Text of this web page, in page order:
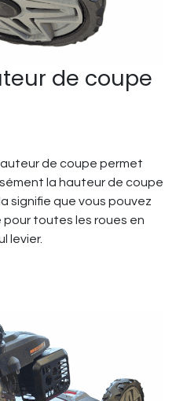
de coupe
de coupe permet
la hauteur de coupe
signifie que vous pouvez
toutes les roues en
levier.